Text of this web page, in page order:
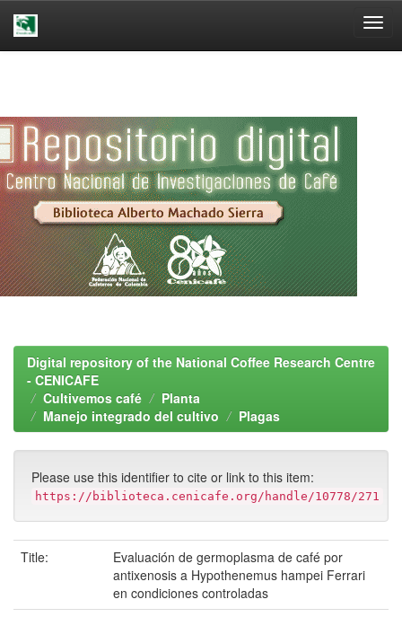
Digital repository of the National Coffee Research Centre
- CENICAFE
Cultivemos café
Planta
Manejo integrado del cultivo
Plagas
Please use this identifier to cite or link to this item:
https://biblioteca.cenicafe.org/handle/10778/271
Title:
Evaluación de germoplasma de café por
antixenosis a Hypothenemus hampei Ferrari
en condiciones controladas